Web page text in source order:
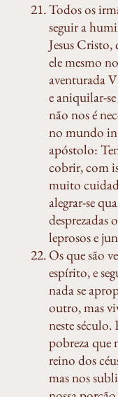
Todos os
seguir a
Jesus
ele mesmo
aventurada
e aniquilar-
não nos é
no mundo
apóstolo:
cobrir, com
muito
alegrar-se
desprezadas
leprosos e
Os que são
espírito, e
nada se
outro, mas
neste século.
pobreza que
reino dos
mas nos